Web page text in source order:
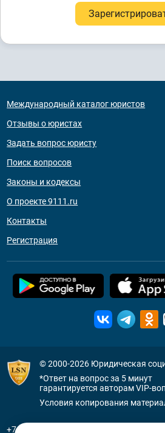
Международный каталог юристов
Отзывы о юристах
Задать вопрос юристу
Поиск вопросов
Законы и кодексы
О проекте 9111.ru
Контакты
Регистрация
© 2000-2026 Юридическая
*Ответ на вопрос за 5 минут
гарантируется авторам VIP-
Условия копирования
+7 (800) 505-91-11